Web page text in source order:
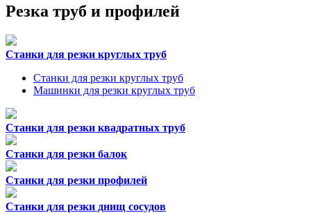
Резка труб и профилей
Станки для резки круглых труб
Станки для резки круглых труб
Машинки для резки круглых труб
Станки для резки квадратных труб
Станки для резки балок
Станки для резки профилей
Станки для резки днищ сосудов